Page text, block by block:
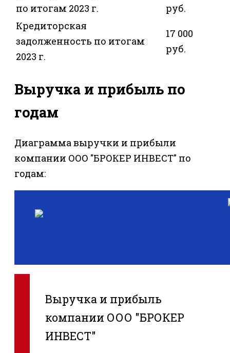
по итогам 2023 г.
руб.
Кредиторская
задолженность по итогам
2023 г.
17 000
руб.
Выручка и прибыль по
годам
Диаграмма выручки и прибыли
компании ООО "БРОКЕР ИНВЕСТ" по
годам:
Выручка и прибыль
компании ООО "БРОКЕР
ИНВЕСТ"